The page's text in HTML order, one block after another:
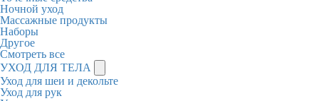
Ночной уход
Массажные продукты
Наборы
Другое
Смотреть все
УХОД ДЛЯ ТЕЛА
Уход для шеи и декольте
Уход для рук